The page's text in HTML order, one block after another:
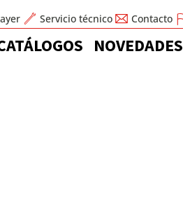
Servicio técnico Contacto
NOVEDADES